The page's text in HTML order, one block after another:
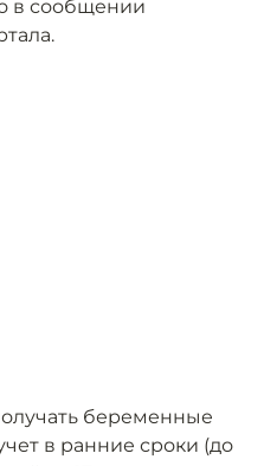
в сообщении
беременные
в ранние сроки (до